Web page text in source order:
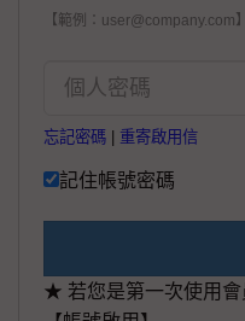
【範例：user@company.com】
忘記密碼 重寄啟用信
記住帳號密碼
★ 若您是第一次使用會